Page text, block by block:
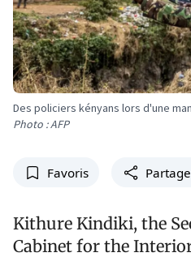
Des policiers kényans lors d'une
Photo : AFP
Favoris
Kithure Kindiki, the
Cabinet for the